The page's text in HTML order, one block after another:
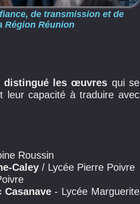
de transmission et de
Région Réunion
distingué les œuvres qui se
leur capacité à traduire avec
Roussin
Caley / Lycée Pierre Poivre
- Lycée Marguerite